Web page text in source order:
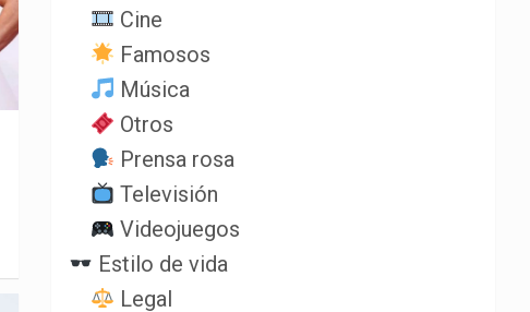
Cine
Famosos
Música
Otros
Prensa rosa
Televisión
Videojuegos
Estilo de vida
Legal